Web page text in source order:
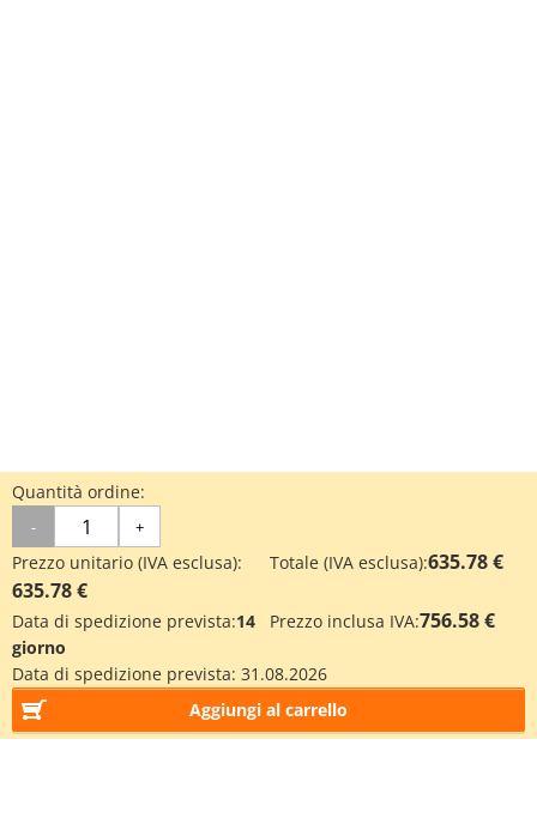
Quantità ordine:
- +
Prezzo unitario (IVA esclusa):
635.78 €
Totale (IVA esclusa):635.78 €
Data di spedizione prevista:14
giorno
Prezzo inclusa IVA:756.58 €
Data di spedizione prevista: 31.08.2026
Aggiungi al carrello